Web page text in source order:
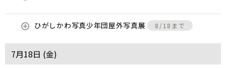
ひがしかわ写真少年団屋外写真展 8/18まで
7月18日 (金)